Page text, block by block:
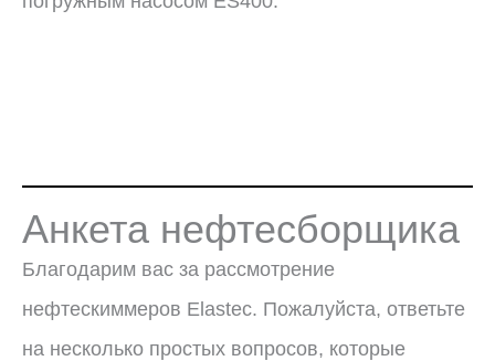
Анкета нефтесборщика
Благодарим вас за рассмотрение
нефтескиммеров Elastec. Пожалуйста, ответьте
на несколько простых вопросов, которые